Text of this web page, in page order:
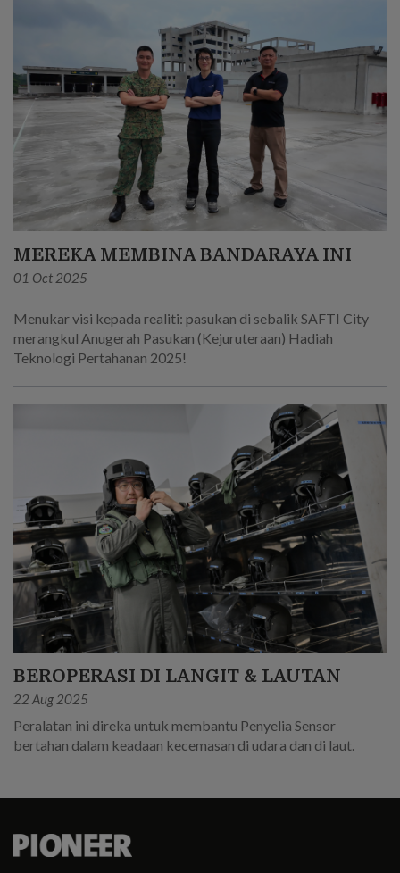
MEREKA MEMBINA BANDARAYA INI
01 Oct 2025
Menukar visi kepada realiti: pasukan di sebalik SAFTI City
merangkul Anugerah Pasukan (Kejuruteraan) Hadiah
Teknologi Pertahanan 2025!
BEROPERASI DI LANGIT & LAUTAN
22 Aug 2025
Peralatan ini direka untuk membantu Penyelia Sensor
bertahan dalam keadaan kecemasan di udara dan di laut.